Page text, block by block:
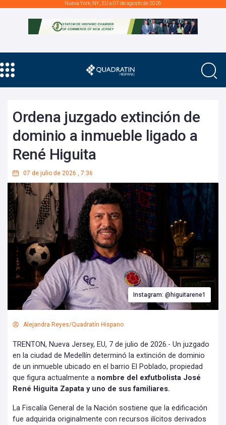
Nueva York, NY., EU a 07 de agosto de 2026
Ordena juzgado extinción de
dominio a inmueble ligado a
René Higuita
07 de julio de 2026 , 7:36
Instagram: @higuitarene1
Alejandra Reyes/Quadratín Hispano
TRENTON, Nueva Jersey, EU, 7 de julio de 2026.- Un juzgado
en la ciudad de Medellín determinó la extinción de dominio
de un inmueble ubicado en el barrio El Poblado, propiedad
que figura actualmente a nombre del exfutbolista José
René Higuita Zapata y uno de sus familiares.
La Fiscalía General de la Nación sostiene que la edificación
fue adquirida originalmente con recursos ilícitos derivados